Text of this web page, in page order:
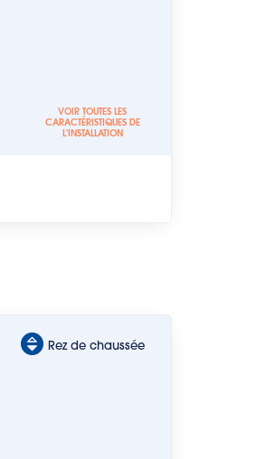
VOIR TOUTES LES
CARACTÉRISTIQUES DE
L'INSTALLATION
Rez de chaussée